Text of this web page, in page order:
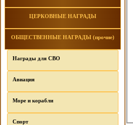
ЦЕРКОВНЫЕ НАГРАДЫ
ОБЩЕСТВЕННЫЕ НАГРАДЫ (прочие)
Награды для СВО
Авиация
Море и корабли
Спорт